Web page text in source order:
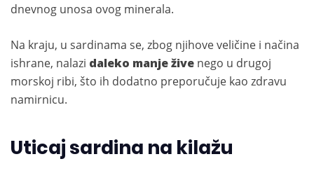
dnevnog unosa ovog minerala.
Na kraju, u sardinama se, zbog njihove veličine i načina
ishrane, nalazi daleko manje žive nego u drugoj
morskoj ribi, što ih dodatno preporučuje kao zdravu
namirnicu.
Uticaj sardina na kilažu